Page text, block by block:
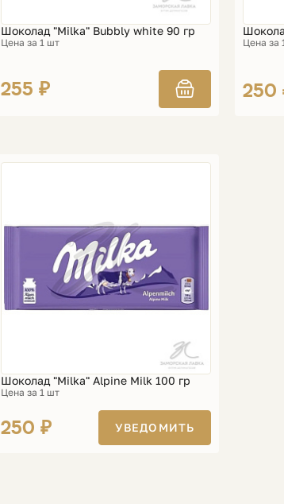
Шоколад "Milka" Bubbly white 90 гр
Цена за 1 шт
255 ₽
Цена за
250
Шоколад "Milka" Alpine Milk 100 гр
Цена за 1 шт
250 ₽ УВЕДОМИТЬ